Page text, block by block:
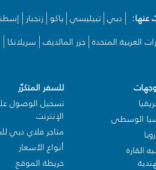
عنها: دبي تبيليسي باكو زنجبار
العربية المتحدة جزر المالديف سريلانكا
الوسطى
القارة
للسفر المتكرّر
تسجيل الوصول
الإنترنت
متاجر فلاي دبي
أنواع الأسعار
خريطة الموقع